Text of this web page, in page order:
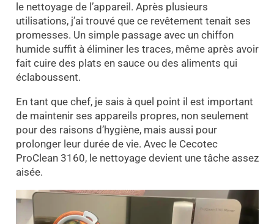
le nettoyage de l’appareil. Après plusieurs
utilisations, j’ai trouvé que ce revêtement tenait ses
promesses. Un simple passage avec un chiffon
humide suffit à éliminer les traces, même après avoir
fait cuire des plats en sauce ou des aliments qui
éclaboussent.
En tant que chef, je sais à quel point il est important
de maintenir ses appareils propres, non seulement
pour des raisons d’hygiène, mais aussi pour
prolonger leur durée de vie. Avec le Cecotec
ProClean 3160, le nettoyage devient une tâche assez
aisée.